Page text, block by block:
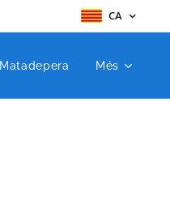
CA
Matadepera Més